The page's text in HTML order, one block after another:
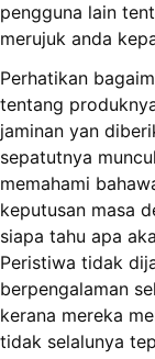
pengguna lain
merujuk anda
Perhatikan
tentang
jaminan yan
sepatutnya
memahami
keputusan masa
siapa tahu apa
Peristiwa tidak
berpengalaman
kerana mereka
tidak selalunya